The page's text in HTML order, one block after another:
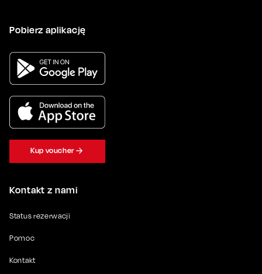
Kontakt z nami
Status rezerwacji
Pomoc
Kontakt
Pobierz aplikację
Kup voucher